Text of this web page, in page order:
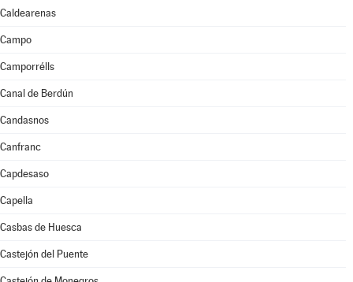
Caldearenas
Campo
Camporrélls
Canal de Berdún
Candasnos
Canfranc
Capdesaso
Capella
Casbas de Huesca
Castejón del Puente